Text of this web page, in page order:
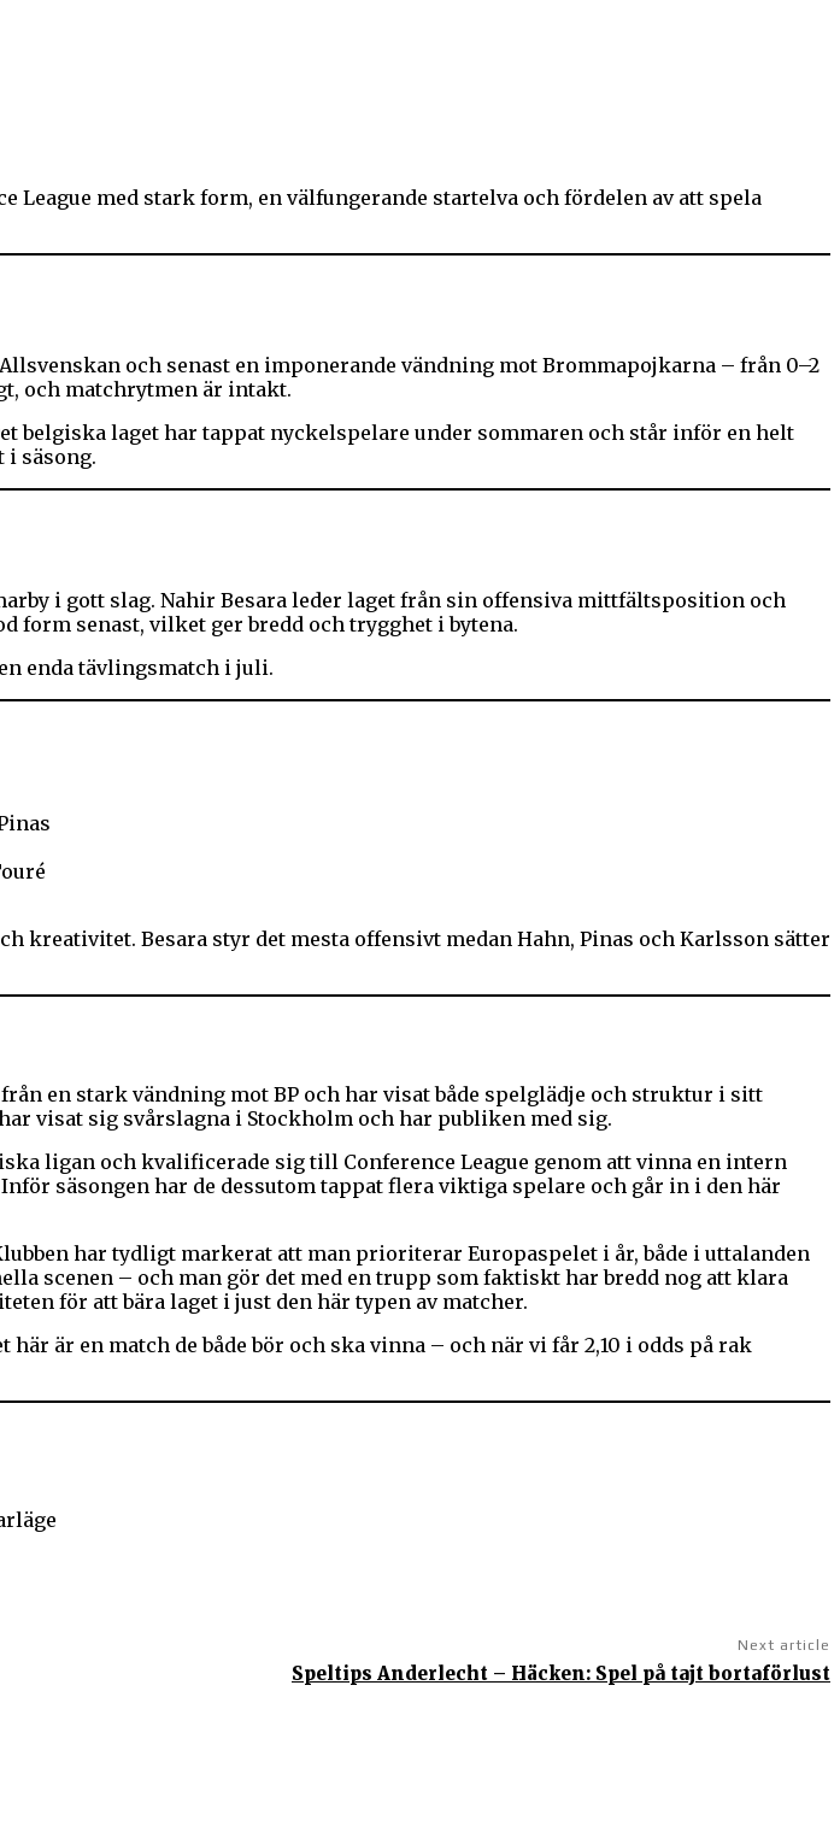
League med stark form, en välfungerande startelva och fördelen av att spela
och senast en imponerande vändning mot Brommapojkarna – från 0–2
och matchrytmen är intakt.
belgiska laget har tappat nyckelspelare under sommaren och står inför en helt
säsong.
i gott slag. Nahir Besara leder laget från sin offensiva mittfältsposition och
form senast, vilket ger bredd och trygghet i bytena.
enda tävlingsmatch i juli.
kreativitet. Besara styr det mesta offensivt medan Hahn, Pinas och Karlsson sätter
en stark vändning mot BP och har visat både spelglädje och struktur i sitt
visat sig svårslagna i Stockholm och har publiken med sig.
ligan och kvalificerade sig till Conference League genom att vinna en intern
säsongen har de dessutom tappat flera viktiga spelare och går in i den här
har tydligt markerat att man prioriterar Europaspelet i år, både i uttalanden
scenen – och man gör det med en trupp som faktiskt har bredd nog att klara
för att bära laget i just den här typen av matcher.
är en match de både bör och ska vinna – och när vi får 2,10 i odds på rak
Next article
Speltips Anderlecht – Häcken: Spel på tajt bortaförlust